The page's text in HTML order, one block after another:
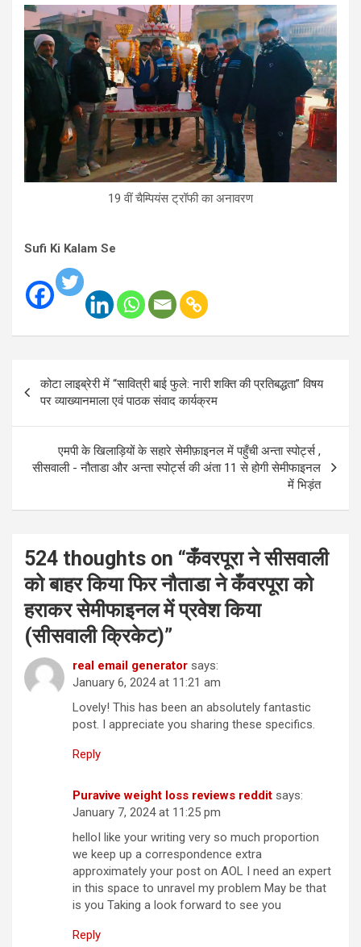
19 वीं चैम्पियंस ट्रॉफी का अनावरण
Sufi Ki Kalam Se
Post
navigation
कोटा लाइब्रेरी में “सावित्री बाई फुले: नारी शक्ति की प्रतिबद्धता” विषय
पर व्याख्यानमाला एवं पाठक संवाद कार्यक्रम
एमपी के खिलाड़ियों के सहारे सेमीफ़ाइनल में पहुँची अन्ता स्पोर्ट्स ,
सीसवाली - नौताडा और अन्ता स्पोर्ट्स की अंता 11 से होगी सेमीफाइनल
में भिड़ंत
524 thoughts on “कँवरपूरा ने सीसवाली
को बाहर किया फिर नौताडा ने कँवरपूरा को
हराकर सेमीफाइनल में प्रवेश किया
(सीसवाली क्रिकेट)”
real email generator says:
January 6, 2024 at 11:21 am
Lovely! This has been an absolutely fantastic
post. I appreciate you sharing these specifics.
Reply
Puravive weight loss reviews reddit says:
January 7, 2024 at 11:25 pm
helloI like your writing very so much proportion
we keep up a correspondence extra
approximately your post on AOL I need an expert
in this space to unravel my problem May be that
is you Taking a look forward to see you
Reply